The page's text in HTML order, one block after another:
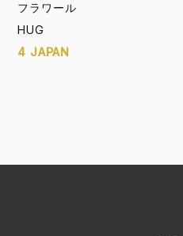
フラワール
HUG
4 JAPAN